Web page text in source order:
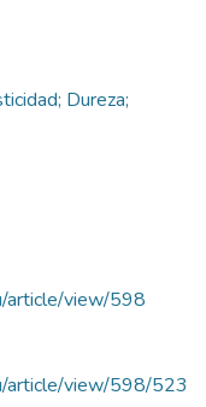
Dureza;
article/view/598
article/view/598/523